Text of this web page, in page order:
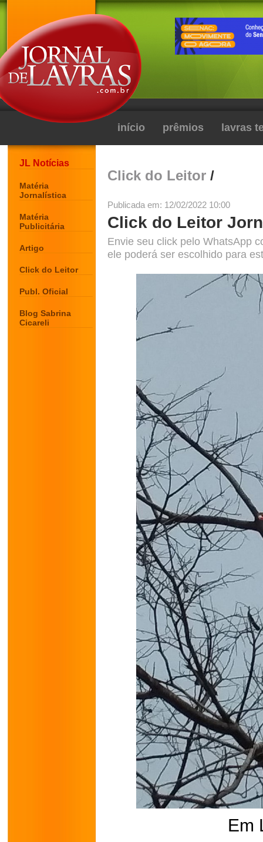
início prêmios lavras
JL Notícias
Matéria
Jornalística
Matéria
Publicitária
Artigo
Click do Leitor
Publ. Oficial
Blog Sabrina
Cicareli
Click do Leitor /
Publicada em: 12/02/2022 10:00
Click do Leitor
Envie seu click pelo WhatsApp
ele poderá ser escolhido para
Em